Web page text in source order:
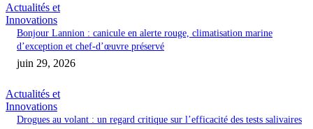
Actualités et
Innovations
Bonjour Lannion : canicule en alerte rouge, climatisation marine
d’exception et chef-d’œuvre préservé
juin 29, 2026
Actualités et
Innovations
Drogues au volant : un regard critique sur l’efficacité des tests salivaires